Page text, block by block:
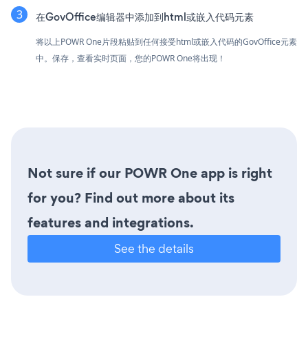
在GovOffice编辑器中添加到html或嵌入代码元素
将以上POWR One片段粘贴到任何接受html或嵌入代码的GovOffice元素
中。保存，查看实时页面，您的POWR One将出现！
Not sure if our POWR One app is right
for you? Find out more about its
features and integrations.
See the details